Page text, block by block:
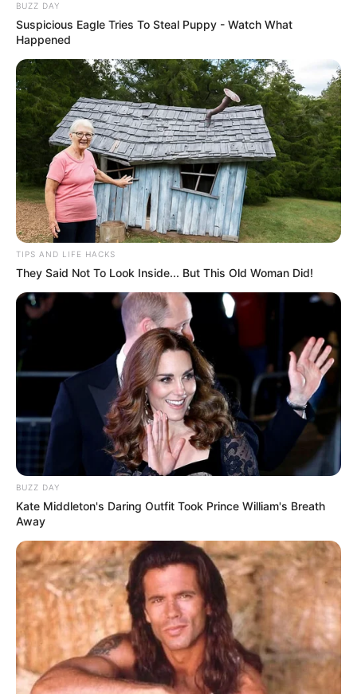
BUZZ DAY
Suspicious Eagle Tries To Steal Puppy - Watch What
Happened
TIPS AND LIFE HACKS
They Said Not To Look Inside... But This Old Woman Did!
BUZZ DAY
Kate Middleton's Daring Outfit Took Prince William's Breath
Away